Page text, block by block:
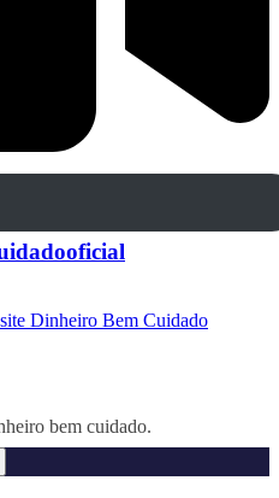
Dinheiro Bem Cuidado
bem cuidado.